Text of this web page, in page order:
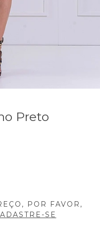
Preto
POR FAVOR,
SE